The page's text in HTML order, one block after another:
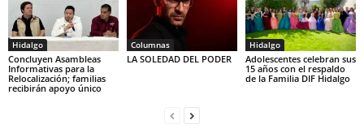
Hidalgo
Concluyen Asambleas
Informativas para la
Relocalización; familias
recibirán apoyo único
Columnas
LA SOLEDAD DEL PODER
Hidalgo
Adolescentes celebran sus
15 años con el respaldo
de la Familia DIF Hidalgo